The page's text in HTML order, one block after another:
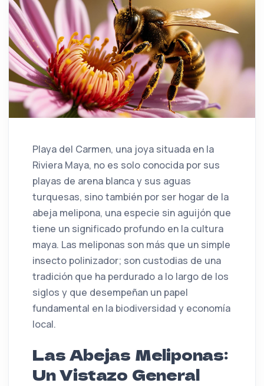
Playa del Carmen, una joya situada en la
Riviera Maya, no es solo conocida por sus
playas de arena blanca y sus aguas
turquesas, sino también por ser hogar de la
abeja melipona, una especie sin aguijón que
tiene un significado profundo en la cultura
maya. Las meliponas son más que un simple
insecto polinizador; son custodias de una
tradición que ha perdurado a lo largo de los
siglos y que desempeñan un papel
fundamental en la biodiversidad y economía
local.
Las Abejas Meliponas:
Un Vistazo General